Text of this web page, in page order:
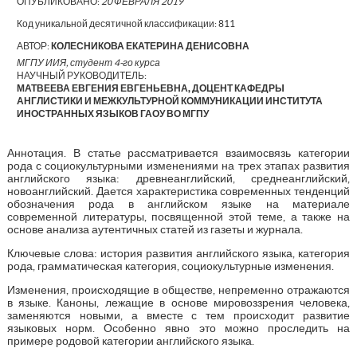
Код уникальной десятичной классификации:811
АВТОР:КОЛЕСНИКОВА ЕКАТЕРИНА ДЕНИСОВНА
МГПУ ИИЯ, студент 4-го курса
НАУЧНЫЙ РУКОВОДИТЕЛЬ:
МАТВЕЕВА ЕВГЕНИЯ ЕВГЕНЬЕВНА, ДОЦЕНТ КАФЕДРЫ
АНГЛИСТИКИ И МЕЖКУЛЬТУРНОЙ КОММУНИКАЦИИ ИНСТИТУТА
ИНОСТРАННЫХ ЯЗЫКОВ ГАОУ ВО МГПУ
Аннотация. В статье рассматривается взаимосвязь категории
рода с социокультурными изменениями на трех этапах развития
английского языка: древнеанглийский, среднеанглийский,
новоанглийский. Дается характеристика современных тенденций
обозначения рода в английском языке на материале
современной литературы, посвященной этой теме, а также на
основе анализа аутентичных статей из газеты и журнала.
Ключевые слова: история развития английского языка, категория
рода, грамматическая категория, социокультурные изменения.
Изменения, происходящие в обществе, непременно отражаются
в языке. Каноны, лежащие в основе мировоззрения человека,
заменяются новыми, а вместе с тем происходит развитие
языковых норм. Особенно явно это можно проследить на
примере родовой категории английского языка.